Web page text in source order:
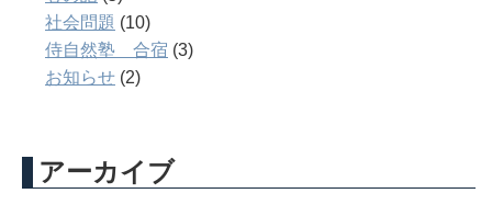
社会問題 (10)
侍自然塾 合宿 (3)
お知らせ (2)
アーカイブ